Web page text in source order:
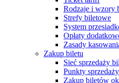
Rodzaje i wzory
Strefy biletowe
System
Opłaty
Zasady
Zakup biletu
Sieć sprzedaży
Punkty
Zakup biletów